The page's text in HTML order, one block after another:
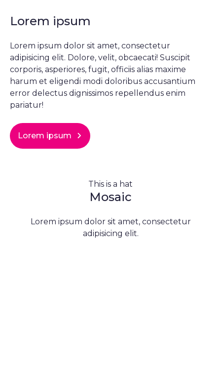
Lorem ipsum
Lorem ipsum dolor sit amet, consectetur
adipisicing elit. Dolore, velit, obcaecati! Suscipit
corporis, asperiores, fugit, officiis alias maxime
harum et eligendi modi doloribus accusantium
error delectus dignissimos repellendus enim
pariatur!
Lorem ipsum
This is a hat
Mosaic
Lorem ipsum dolor sit amet, consectetur
adipisicing elit.